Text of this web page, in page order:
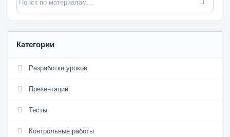
Категории
Разработки уроков
Презентации
Тесты
Контрольные работы